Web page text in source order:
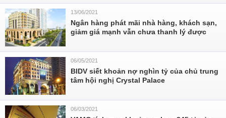
13/06/2021
Ngân hàng phát mãi nhà hàng, khách sạn,
giảm giá mạnh vẫn chưa thanh lý được
06/05/2021
BIDV siết khoản nợ nghìn tỷ của chủ trung
tâm hội nghị Crystal Palace
06/03/2021